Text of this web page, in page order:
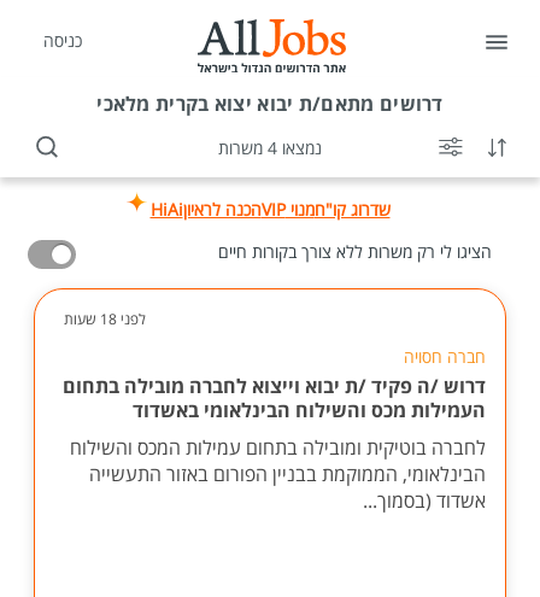
כניסה
דרושים מתאם/ת יבוא יצוא בקרית מלאכי
נמצאו 4 משרות
שדרוג קו"חמנוי VIP הכנה לראיוןHiAi
הציגו לי רק משרות ללא צורך בקורות חיים
לפני 18 שעות
חברה חסויה
דרוש /ה פקיד /ת יבוא וייצוא לחברה מובילה בתחום
העמילות מכס והשילוח הבינלאומי באשדוד
לחברה בוטיקית ומובילה בתחום עמילות המכס והשילוח
הבינלאומי, הממוקמת בבניין הפורום באזור התעשייה
אשדוד (בסמוך...